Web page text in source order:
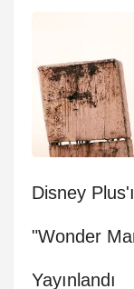
Disney
"Wonder
Yayınlandı